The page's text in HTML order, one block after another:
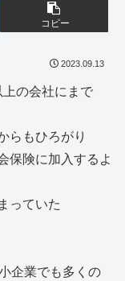
コピー
2023.09.13
の会社にまで
らもひろがり
保険に加入するよ
っていた
企業でも多くの